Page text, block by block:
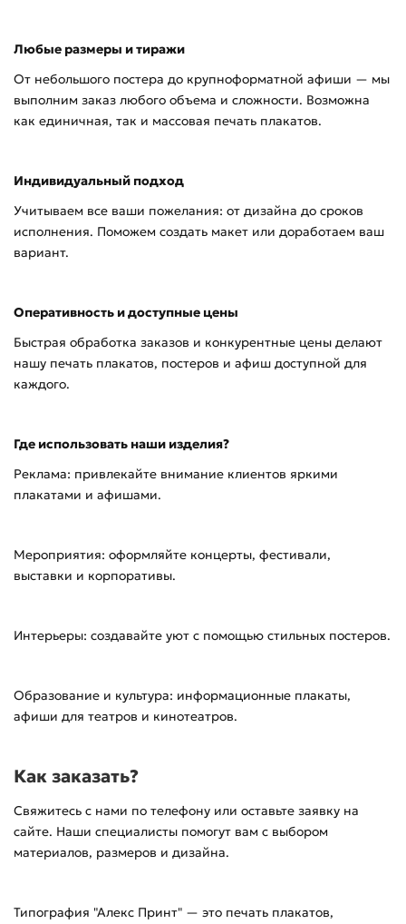
Любые размеры и тиражи
От небольшого постера до крупноформатной афиши — мы
выполним заказ любого объема и сложности. Возможна
как единичная, так и массовая печать плакатов.
Индивидуальный подход
Учитываем все ваши пожелания: от дизайна до сроков
исполнения. Поможем создать макет или доработаем ваш
вариант.
Оперативность и доступные цены
Быстрая обработка заказов и конкурентные цены делают
нашу печать плакатов, постеров и афиш доступной для
каждого.
Где использовать наши изделия?
Реклама: привлекайте внимание клиентов яркими
плакатами и афишами.
Мероприятия: оформляйте концерты, фестивали,
выставки и корпоративы.
Интерьеры: создавайте уют с помощью стильных постеров.
Образование и культура: информационные плакаты,
афиши для театров и кинотеатров.
Как заказать?
Свяжитесь с нами по телефону или оставьте заявку на
сайте. Наши специалисты помогут вам с выбором
материалов, размеров и дизайна.
Типография "Алекс Принт" — это печать плакатов,